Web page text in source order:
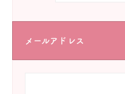
メールアドレス